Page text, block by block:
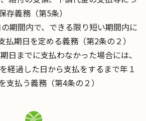
存義務（第5条）
期間内で、できる限り短い期間内に
払期日を定める義務（第2条の２）
日までに支払わなかった場合には、
経過した日から支払をするまで年１
支払う義務（第4条の２）